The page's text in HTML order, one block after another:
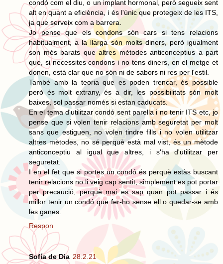
condó com el diu, o un implant hormonal, però segueix sent
alt en quant a eficiència, i és l'únic que protegeix de les ITS,
ja que serveix com a barrera.
Jo pense que els condons són cars si tens relacions
habitualment, a la llarga són molts diners, però igualment
son més barats que altres mètodes anticonceptius a part
que, si necessites condons i no tens diners, en el metge et
donen, está clar que no són ni de sabors ni res per l'estil.
També amb la teoria que es poden trencar, és possible
però és molt extrany, és a dir, les possibilitats són molt
baixes, sol passar només si estan caducats.
En el tema d'utilitzar condó sent parella i no tenir ITS etc, jo
pense que si volen tenir relacions amb seguretat per molt
sans que estiguen, no volen tindre fills i no volen utilitzar
altres mètodes, no sé perquè està mal vist, és un mètode
anticonceptiu al igual que altres, i s'ha d'utilitzar per
seguretat.
I en el fet que si portes un condó és perquè estàs buscant
tenir relacions no li veig cap sentit, simplement es pot portar
per precaució, perquè mai es sap quan pot passar i és
millor tenir un condó que fer-ho sense ell o quedar-se amb
les ganes.
Respon
Sofía de Dia 28.2.21